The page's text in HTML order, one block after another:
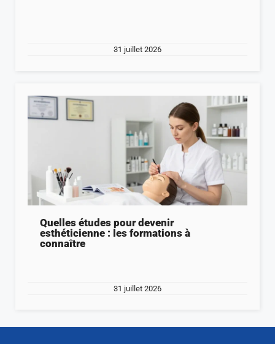
31 juillet 2026
Quelles études pour devenir
esthéticienne : les formations à
connaître
31 juillet 2026